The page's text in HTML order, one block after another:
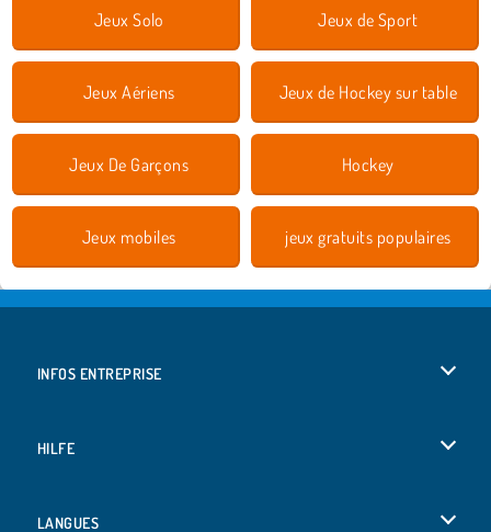
Jeux Solo Jeux de Sport
Jeux Aériens Jeux de Hockey sur table
Jeux De Garçons Hockey
Jeux mobiles jeux gratuits populaires
INFOS ENTREPRISE
HILFE
LANGUES